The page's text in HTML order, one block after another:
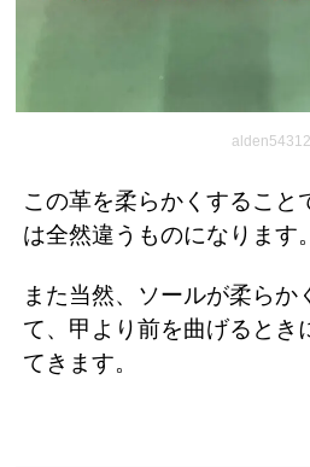
alden54312
この革を柔らかくすること
は全然違うものになります。
また当然、ソールが柔らか
て、甲より前を曲げるとき
てきます。